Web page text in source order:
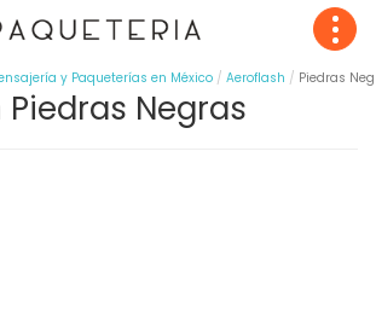
y Paqueterías en México Aeroflash Piedras
Negras